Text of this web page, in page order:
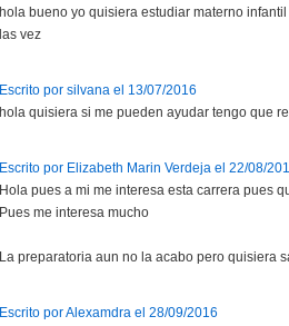
hola bueno yo quisiera estudiar materno
las vez
Escrito por silvana el 13/07/2016
hola quisiera si me pueden ayudar tengo que
Escrito por Elizabeth Marin Verdeja el 22/08/
Hola pues a mi me interesa esta carrera pues
Pues me interesa mucho
La preparatoria aun no la acabo pero quisiera
Escrito por Alexamdra el 28/09/2016